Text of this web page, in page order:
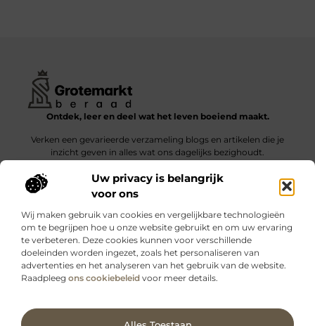
Uw privacy is belangrijk
voor ons
Wij maken gebruik van cookies en vergelijkbare technologieën
om te begrijpen hoe u onze website gebruikt en om uw ervaring
te verbeteren. Deze cookies kunnen voor verschillende
doeleinden worden ingezet, zoals het personaliseren van
advertenties en het analyseren van het gebruik van de website.
Raadpleeg ons cookiebeleid voor meer details.
Ga Naar
Ontdek, leer en deel wat het leven boeiend maakt.
Verken een gevarieerde verzameling blogs en artikelen die je
inzicht geven in alles wat ons dagelijks bezighoudt.
Bericht categorie
Onze informatie